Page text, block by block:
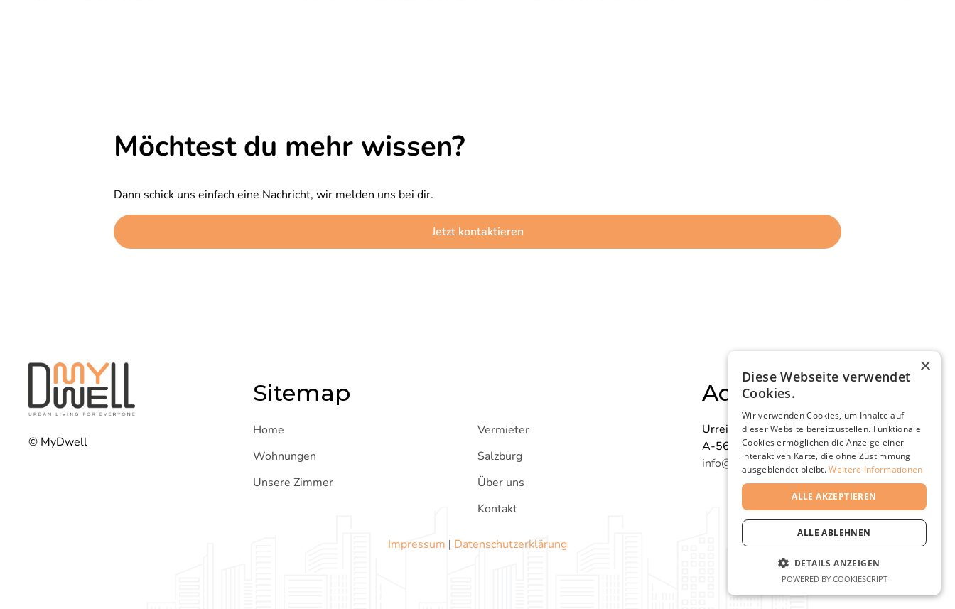
Möchtest du mehr wissen?
Dann schick uns einfach eine Nachricht, wir melden uns bei dir.
Jetzt kontaktieren
© MyDwell
Sitemap
Home
Wohnungen
Unsere Zimmer
Vermieter
Salzburg
Über uns
Kontakt
Adresse
Urreiting 47
A-5600 St. Johann i.P.
info@mydwell.at
Impressum | Datenschutzerklärung
×
Diese Webseite verwendet
Cookies.
Wir verwenden Cookies, um Inhalte auf
dieser Website bereitzustellen. Funktionale
Cookies ermöglichen die Anzeige einer
interaktiven Karte, die ohne Zustimmung
ausgeblendet bleibt.Weitere Informationen
ALLE AKZEPTIEREN
ALLE ABLEHNEN
DETAILS ANZEIGEN
POWERED BY COOKIESCRIPT